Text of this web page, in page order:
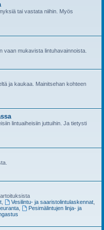
tai vastata niihin. Myös
vaan mukavista lintuhavainnoista.
ja kaukaa. Mainitsehan kohteen
lintuaiheisiin juttuihin. Ja tietysti
, Vesilintu- ja saaristolintulaskennat,
,
Pesimälintujen linja- ja